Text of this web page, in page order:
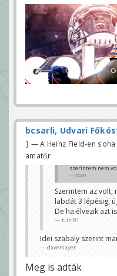
bcsarli, Udvari
— A Heinz Field-en
amatőr
szerintem nem
bcsarli
Szerintem az volt,
labdát 3 lépésig,
De ha élvezik azt
tüsi91
Idei szabaly szerint
davemayer
Meg is adták